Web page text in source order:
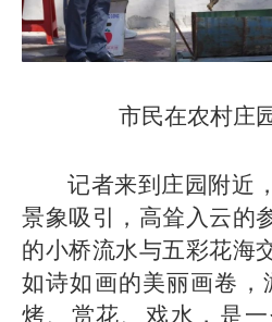
市民在农村庄
记者来到庄园附近
景象吸引，高耸入云的
的小桥流水与五彩花海
如诗如画的美丽画卷，
烤、赏花、戏水，是